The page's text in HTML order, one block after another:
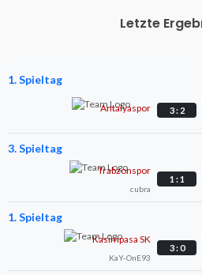
Letzte
1. Spieltag
Antalyaspor 3 : 2
3. Spieltag
Trabzonspor
cubra
1 : 1
1. Spieltag
Kasimpasa SK
KaY-OnE93
3 : 0